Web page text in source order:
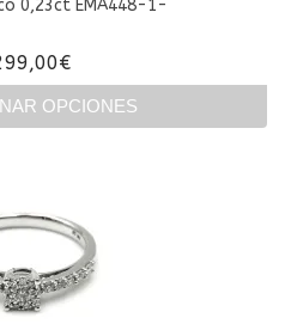
la
de
producto
0,23ct EMA448-1-
€
OPCIONES
múltiples
variantes.
opciones
se